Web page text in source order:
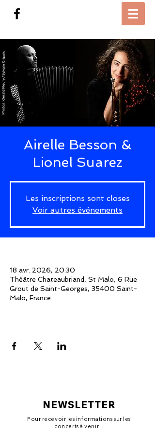
Airelle Besson &
Lionel Suarez
Les inscriptions sont closes
Voir autres événements
18 avr. 2026, 20:30
Théâtre Chateaubriand, St Malo, 6 Rue
Grout de Saint-Georges, 35400 Saint-
Malo, France
NEWSLETTER
Pour recevoir les informations sur les
concerts à venir...